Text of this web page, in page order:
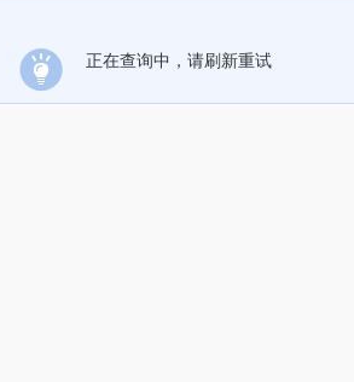
正在查询中，请刷新重试